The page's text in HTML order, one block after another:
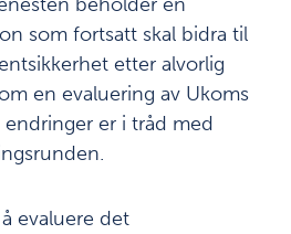
som fortsatt skal bidra til
etter alvorlig
en evaluering av Ukoms
er i tråd med
evaluere det